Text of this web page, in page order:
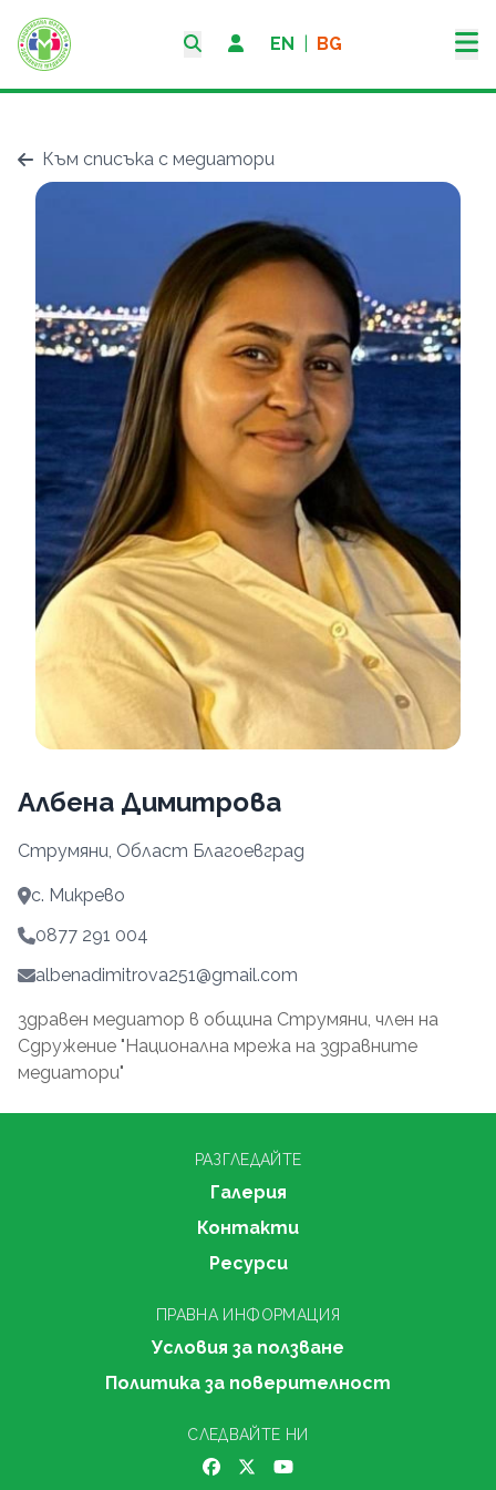
EN BG
Към списъка с медиатори
Албена Димитрова
Струмяни, Област Благоевград
с. Микрево
0877 291 004
albenadimitrova251@gmail.com
здравен медиатор в община Струмяни, член на
Сдружение "Национална мрежа на здравните
медиатори"
РАЗГЛЕДАЙТЕ
Галерия
Контакти
Ресурси
ПРАВНА ИНФОРМАЦИЯ
Условия за ползване
Политика за поверителност
СЛЕДВАЙТЕ НИ